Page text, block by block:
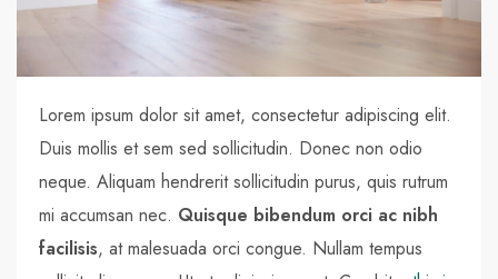
Lorem ipsum dolor sit amet, consectetur adipiscing elit.
Duis mollis et sem sed sollicitudin. Donec non odio
neque. Aliquam hendrerit sollicitudin purus, quis rutrum
mi accumsan nec. Quisque bibendum orci ac nibh
facilisis, at malesuada orci congue. Nullam tempus